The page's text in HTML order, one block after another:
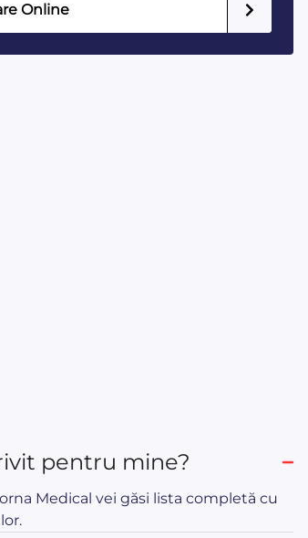
Online
pentru mine?
Medical vei găsi lista completă cu